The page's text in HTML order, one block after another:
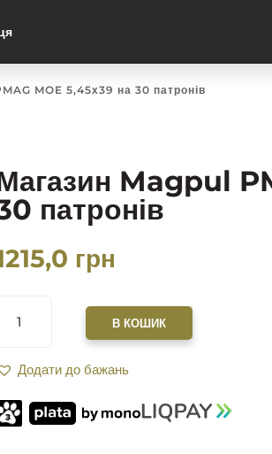
MOE 5,45х39 на 30 патронів
Magpul
патронів
грн
MAGPUL
ПАТРОНІВ
В КОШИК
Додати до бажань